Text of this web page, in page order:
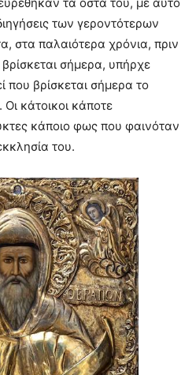
των γεροντότερων
στα παλαιότερα χρόνια, πριν
σήμερα, υπήρχε
που βρίσκεται σήμερα το
κάτοικοι κάποτε
κάποιο φως που φαινόταν
του.